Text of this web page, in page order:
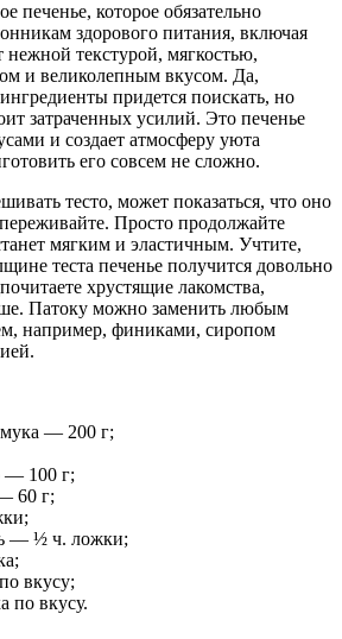
печенье, которое обязательно
здорового питания, включая
нежной текстурой, мягкостью,
и великолепным вкусом. Да,
придется поискать, но
затраченных усилий. Это печенье
и создает атмосферу уюта
его совсем не сложно.
тесто, может показаться, что оно
Просто продолжайте
мягким и эластичным. Учтите,
теста печенье получится довольно
хрустящие лакомства,
Патоку можно заменить любым
например, финиками, сиропом
мука — 200 г;
— 100 г;
60 г;
— ½ ч. ложки;
вкусу;
по вкусу.